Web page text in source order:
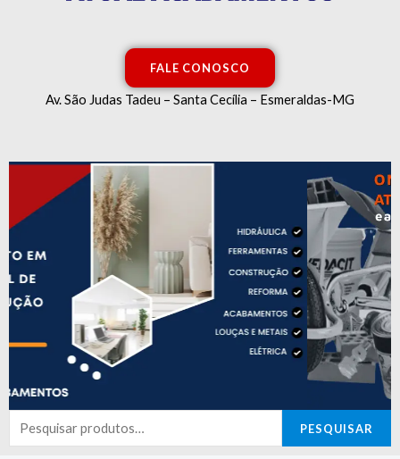
FALE CONOSCO
Av. São Judas Tadeu – Santa Cecília – Esmeraldas-MG
Pesquisar
por:
PESQUISAR